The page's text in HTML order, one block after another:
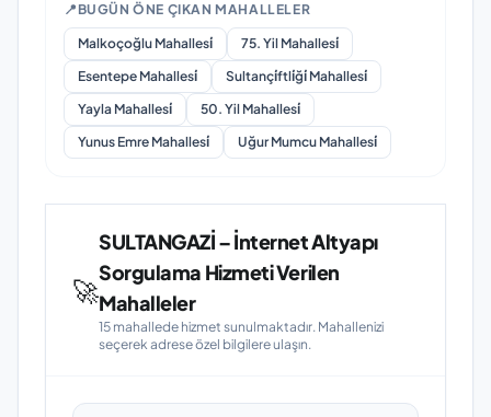
📍 BUGÜN ÖNE ÇIKAN MAHALLELER
Malkoçoğlu Mahallesi̇
75. Yil Mahallesi̇
Esentepe Mahallesi̇
Sultançi̇ftli̇ği̇ Mahallesi̇
Yayla Mahallesi̇
50. Yil Mahallesi̇
Yunus Emre Mahallesi̇
Uğur Mumcu Mahallesi̇
🚀
SULTANGAZİ – İnternet Altyapı
Sorgulama Hizmeti Verilen
Mahalleler
15 mahallede hizmet sunulmaktadır. Mahallenizi
seçerek adrese özel bilgilere ulaşın.